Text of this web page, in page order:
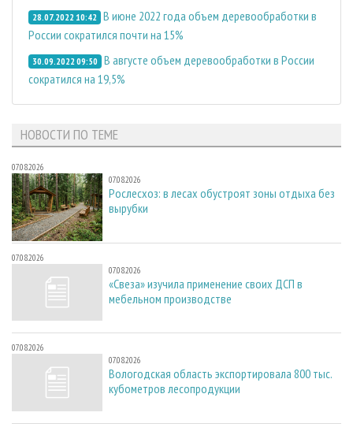
28.07.2022 10:42 В июне 2022 года объем деревообработки в
России сократился почти на 15%
30.09.2022 09:50 В августе объем деревообработки в России
сократился на 19,5%
НОВОСТИ ПО ТЕМЕ
07.08.2026
07.08.2026
Рослесхоз: в лесах обустроят зоны отдыха без
вырубки
07.08.2026
07.08.2026
«Свеза» изучила применение своих ДСП в
мебельном производстве
07.08.2026
07.08.2026
Вологодская область экспортировала 800 тыс.
кубометров лесопродукции